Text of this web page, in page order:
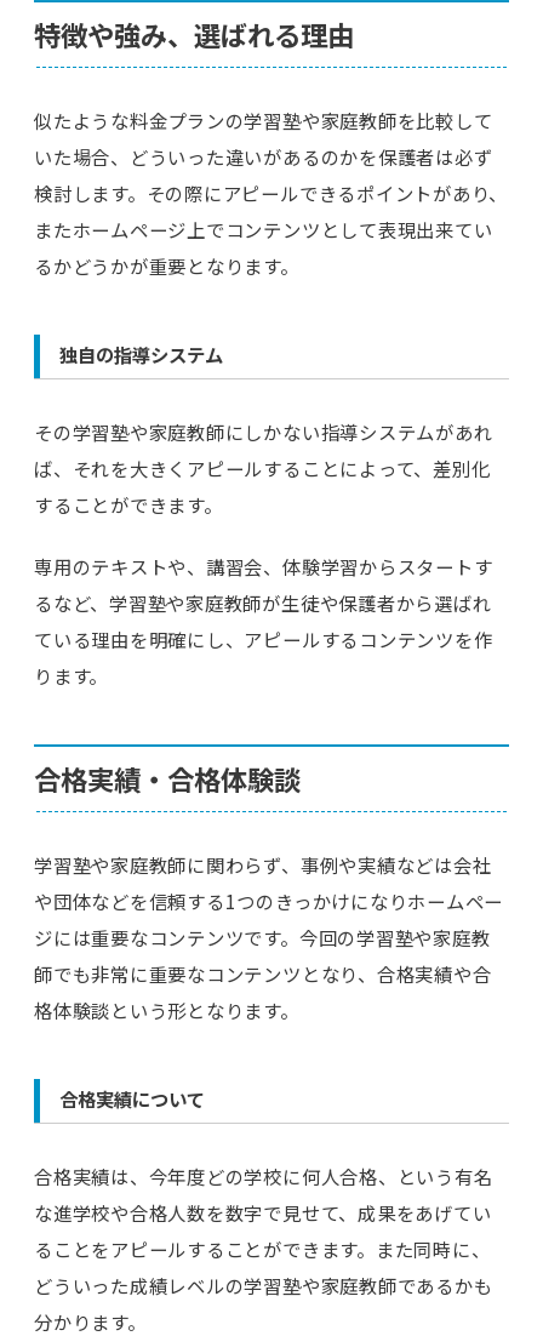
特徴や強み、選ばれる理由
似たような料金プランの学習塾や家庭教師を比較して
いた場合、どういった違いがあるのかを保護者は必ず
検討します。その際にアピールできるポイントがあり、
またホームページ上でコンテンツとして表現出来てい
るかどうかが重要となります。
独自の指導システム
その学習塾や家庭教師にしかない指導システムがあれ
ば、それを大きくアピールすることによって、差別化
することができます。
専用のテキストや、講習会、体験学習からスタートす
るなど、学習塾や家庭教師が生徒や保護者から選ばれ
ている理由を明確にし、アピールするコンテンツを作
ります。
合格実績・合格体験談
学習塾や家庭教師に関わらず、事例や実績などは会社
や団体などを信頼する1つのきっかけになりホームペー
ジには重要なコンテンツです。今回の学習塾や家庭教
師でも非常に重要なコンテンツとなり、合格実績や合
格体験談という形となります。
合格実績について
合格実績は、今年度どの学校に何人合格、という有名
な進学校や合格人数を数字で見せて、成果をあげてい
ることをアピールすることができます。また同時に、
どういった成績レベルの学習塾や家庭教師であるかも
分かります。